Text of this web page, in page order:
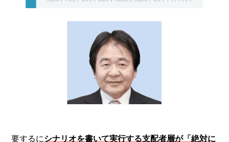
要するにシナリオを書いて実行する支配者層が「絶対に